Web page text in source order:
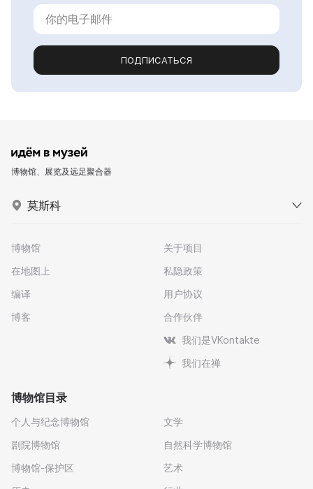
ПОДПИСАТЬСЯ
博物馆、展览及远足聚合器
莫斯科
博物馆
在地图上
编译
博客
关于项目
私隐政策
用户协议
合作伙伴
我们是VKontakte
我们在禅
博物馆目录
个人与纪念博物馆
剧院博物馆
博物馆-保护区
文学
自然科学博物馆
艺术